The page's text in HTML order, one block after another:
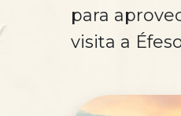
para
visita a